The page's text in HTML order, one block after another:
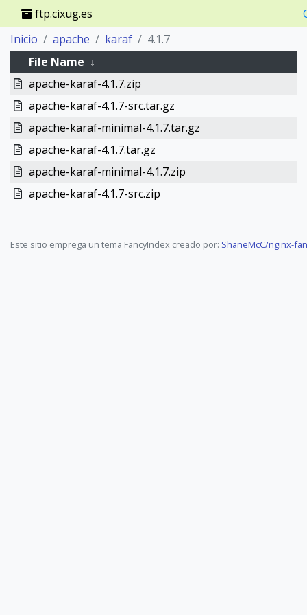
ftp.cixug.es
Inicio
apache karaf
4.1.7
File Name ↓
apache-karaf-4.1.7.zip
apache-karaf-4.1.7-src.tar.gz
apache-karaf-minimal-4.1.7.tar.gz
apache-karaf-4.1.7.tar.gz
apache-karaf-minimal-4.1.7.zip
apache-karaf-4.1.7-src.zip
Este sitio emprega un tema FancyIndex creado por: ShaneMcC/nginx-